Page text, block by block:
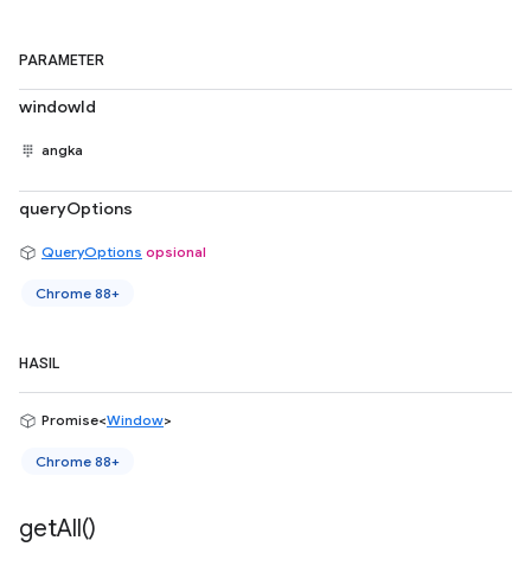
PARAMETER
windowId
angka
queryOptions
QueryOptions opsional
Chrome 88+
HASIL
Promise<Window>
Chrome 88+
getAll()